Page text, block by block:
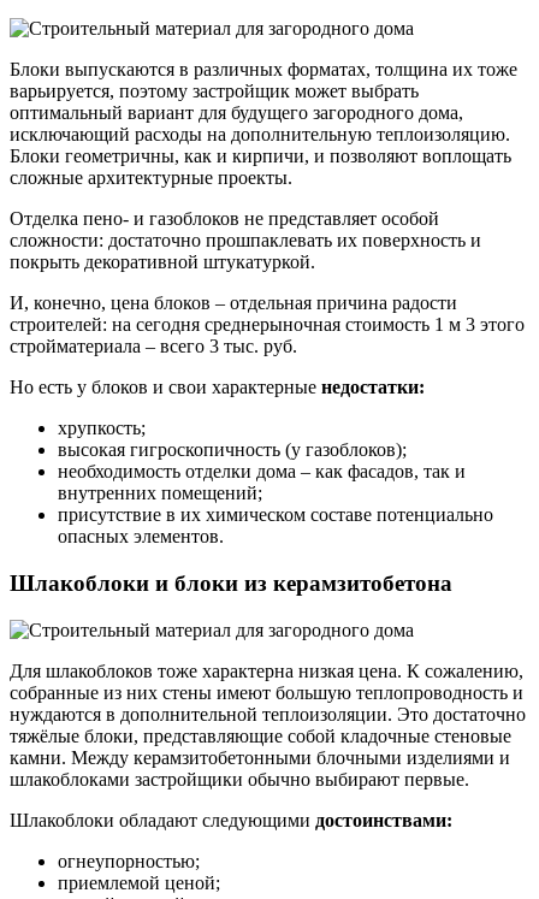
Блоки выпускаются в различных форматах, толщина их тоже
варьируется, поэтому застройщик может выбрать
оптимальный вариант для будущего загородного дома,
исключающий расходы на дополнительную теплоизоляцию.
Блоки геометричны, как и кирпичи, и позволяют воплощать
сложные архитектурные проекты.
Отделка пено- и газоблоков не представляет особой
сложности: достаточно прошпаклевать их поверхность и
покрыть декоративной штукатуркой.
И, конечно, цена блоков – отдельная причина радости
строителей: на сегодня среднерыночная стоимость 1 м 3 этого
стройматериала – всего 3 тыс. руб.
Но есть у блоков и свои характерные недостатки:
хрупкость;
высокая гигроскопичность (у газоблоков);
необходимость отделки дома – как фасадов, так и
внутренних помещений;
присутствие в их химическом составе потенциально
опасных элементов.
Шлакоблоки и блоки из керамзитобетона
Для шлакоблоков тоже характерна низкая цена. К сожалению,
собранные из них стены имеют большую теплопроводность и
нуждаются в дополнительной теплоизоляции. Это достаточно
тяжёлые блоки, представляющие собой кладочные стеновые
камни. Между керамзитобетонными блочными изделиями и
шлакоблоками застройщики обычно выбирают первые.
Шлакоблоки обладают следующими достоинствами:
огнеупорностью;
приемлемой ценой;